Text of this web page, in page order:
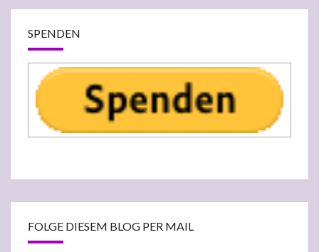
SPENDEN
FOLGE DIESEM BLOG PER MAIL